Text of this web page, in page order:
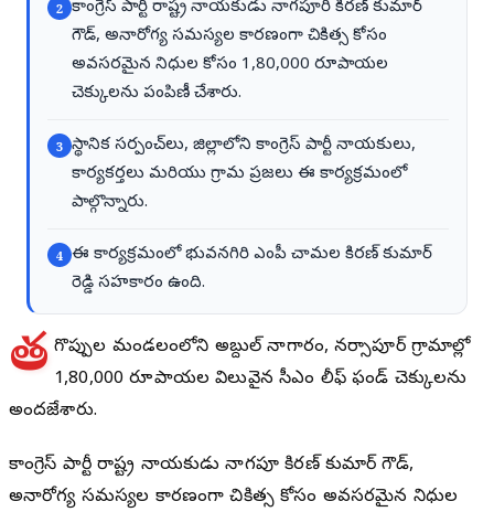
2 కాంగ్రెస్ పార్టీ రాష్ట్ర నాయకుడు నాగపూరి కిరణ్ కుమార్
గౌడ్, అనారోగ్య సమస్యల కారణంగా చికిత్స కోసం
అవసరమైన నిధుల కోసం 1,80,000 రూపాయల
చెక్కులను పంపిణీ చేశారు.
3 స్థానిక సర్పంచ్‌లు, జిల్లాలోని కాంగ్రెస్ పార్టీ నాయకులు,
కార్యకర్తలు మరియు గ్రామ ప్రజలు ఈ కార్యక్రమంలో
పాల్గొన్నారు.
4 ఈ కార్యక్రమంలో భువనగిరి ఎంపీ చామల కిరణ్ కుమార్
రెడ్డి సహకారం ఉంది.
త రిగొప్పుల మండలంలోని అబ్దుల్ నాగారం, నర్సాపూర్ గ్రామాల్లో
1,80,000 రూపాయల విలువైన సీఎం రిలీఫ్ ఫండ్ చెక్కులను
అందజేశారు.
కాంగ్రెస్ పార్టీ రాష్ట్ర నాయకుడు నాగపూరి కిరణ్ కుమార్ గౌడ్,
అనారోగ్య సమస్యల కారణంగా చికిత్స కోసం అవసరమైన నిధుల